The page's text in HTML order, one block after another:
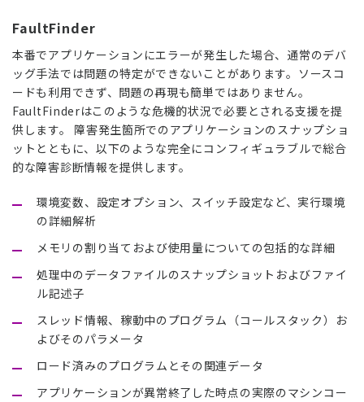
FaultFinder
本番でアプリケーションにエラーが発生した場合、通常のデバ
ッグ手法では問題の特定ができないことがあります。ソースコ
ードも利用できず、問題の再現も簡単ではありません。
FaultFinderはこのような危機的状況で必要とされる支援を提
供します。 障害発生箇所でのアプリケーションのスナップショ
ットとともに、以下のような完全にコンフィギュラブルで総合
的な障害診断情報を提供します。
環境変数、設定オプション、スイッチ設定など、実行環境
の詳細解析
メモリの割り当ておよび使用量についての包括的な詳細
処理中のデータファイルのスナップショットおよびファイ
ル記述子
スレッド情報、稼動中のプログラム（コールスタック）お
よびそのパラメータ
ロード済みのプログラムとその関連データ
アプリケーションが異常終了した時点の実際のマシンコー